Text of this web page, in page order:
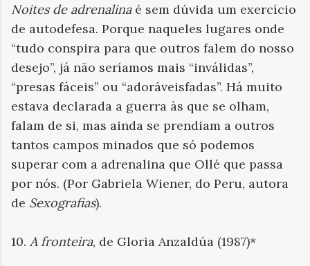
Noites de adrenalinaé sem dúvida um exercício
de autodefesa. Porque naqueles lugares onde
“tudo conspira para que outros falem do nosso
desejo”, já não seríamos mais “inválidas”,
“presas fáceis” ou “adoráveis ​​fadas”. Há muito
estava declarada a guerra às que se olham,
falam de si, mas ainda se prendiam a outros
tantos campos minados que só podemos
superar com a adrenalina que Ollé que passa
por nós. (Por Gabriela Wiener, do Peru, autora
de Sexografias).
10. A fronteira, de Gloria Anzaldúa (1987)*